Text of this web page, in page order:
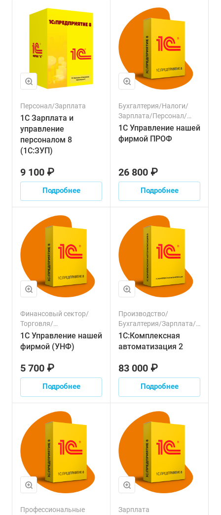
Персонал/Зарплата
1С Зарплата и
управление
персоналом 8
(1С:ЗУП)
9 100 ₽
Подробнее
Бухгалтерия/Налоги/
Зарплата/Персонал/
Клиенты/Продажи/
Управленческий учет/
Финансовый сектор/
1С Управление нашей
фирмой ПРОФ
26 800 ₽
Подробнее
Финансовый сектор/
Торговля/
Производство/
Бухгалтерия/Налоги/
Зарплата/Персонал/
Клиенты/Продажи/
Управленческий учет
1С Управление нашей
фирмой (УНФ)
5 700 ₽
Подробнее
Производство/
Бухгалтерия/Зарплата/
Клиенты/Продажи/
Торговля/Финансовый
сектор/Логистика/
Транспорт/Налоги/
Персонал/Маркетинг
1С:Комплексная
автоматизация 2
83 000 ₽
Подробнее
Профессиональные
Зарплата